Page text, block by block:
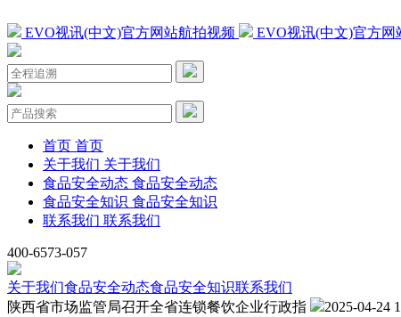
EVO视讯(中文)官方网站航拍视频 EVO视讯(中文)官方网
首页 首页
关于我们 关于我们
食品安全动态 食品安全动态
食品安全知识 食品安全知识
联系我们 联系我们
400-6573-057
关于我们食品安全动态食品安全知识联系我们
陕西省市场监管局召开全省连锁餐饮企业行政指
2025-04-24